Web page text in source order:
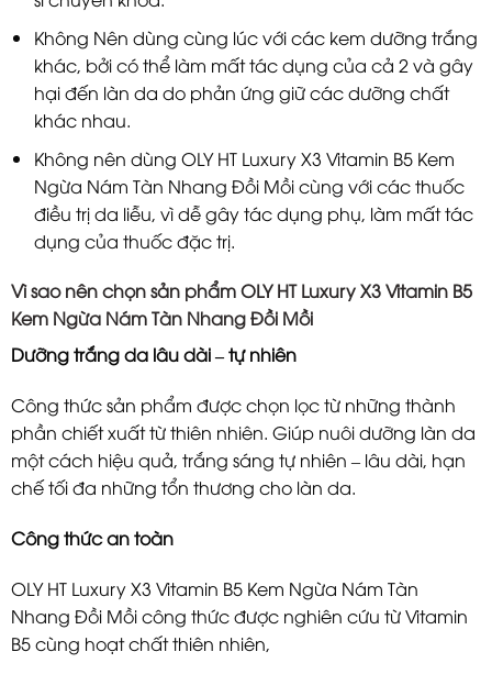
Không Nên dùng cùng lúc với các kem dưỡng trắng
khác, bởi có thể làm mất tác dụng của cả 2 và gây
hại đến làn da do phản ứng giữ các dưỡng chất
khác nhau.
Không nên dùng OLY HT Luxury X3 Vitamin B5 Kem
Ngừa Nám Tàn Nhang Đồi Mồi cùng với các thuốc
điều trị da liễu, vì dễ gây tác dụng phụ, làm mất tác
dụng của thuốc đặc trị.
Vì sao nên chọn sản phẩm OLY HT Luxury X3 Vitamin B5
Kem Ngừa Nám Tàn Nhang Đồi Mồi
Dưỡng trắng da lâu dài – tự nhiên
Công thức sản phẩm được chọn lọc từ những thành
phần chiết xuất từ thiên nhiên. Giúp nuôi dưỡng làn da
một cách hiệu quả, trắng sáng tự nhiên – lâu dài, hạn
chế tối đa những tổn thương cho làn da.
Công thức an toàn
OLY HT Luxury X3 Vitamin B5 Kem Ngừa Nám Tàn
Nhang Đồi Mồi công thức được nghiên cứu từ Vitamin
B5 cùng hoạt chất thiên nhiên,